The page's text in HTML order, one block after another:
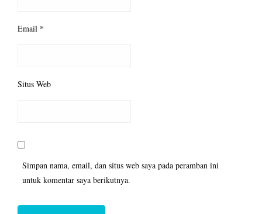
Email *
Situs Web
Simpan nama, email, dan situs web saya pada peramban ini
untuk komentar saya berikutnya.